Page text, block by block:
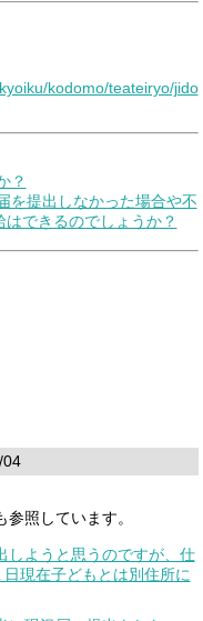
kodomo/teateiryo/jido
？
提出しなかった場合や不
できるのでしょうか？
04
照しています。
しようと思うのですが、仕
現在子どもとは別住所に